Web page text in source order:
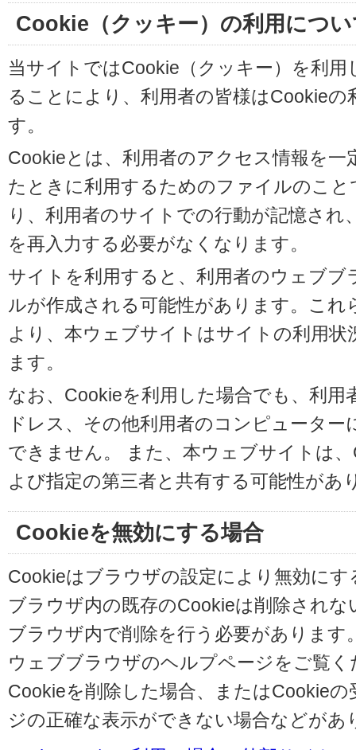
Cookie（クッキー）の利用につ
当サイトではCookie（クッキー）を利
ることにより、利用者の皆様はCookie
す。
Cookieとは、利用者のアクセス情報を
たときに利用するためのファイルのこ
り、利用者のサイトでの行動が記憶さ
を再入力する必要がなくなります。
サイトを利用すると、利用者のウェブ
ルが作成される可能性があります。こ
より、本ウェブサイトはサイトの利用
ます。
なお、Cookieを利用した場合でも、利用
ドレス、その他利用者のコンピュータ
できません。 また、本ウェブサイトは
よび指定の第三者と共有する可能性があ
Cookieを無効にする場合
Cookieはブラウザの設定により無効に
ブラウザ内の既存のCookieは削除され
ブラウザ内で削除を行う必要があります
ウェブブラウザのヘルプページをご覧く
Cookieを削除した場合、またはCookie
ジの正確な表示ができない場合などが